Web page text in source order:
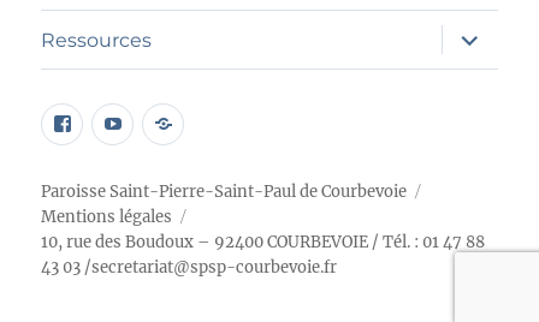
sous-
menu
Ressources
ouvrir
le
sous-
page Élément
menu
Programme
chœur
Paroisse Saint-Pierre-Saint-Paul de Courbevoie
Mentions légales
10, rue des Boudoux – 92400 COURBEVOIE / Tél. : 01 47 88
43 03 /secretariat@spsp-courbevoie.fr